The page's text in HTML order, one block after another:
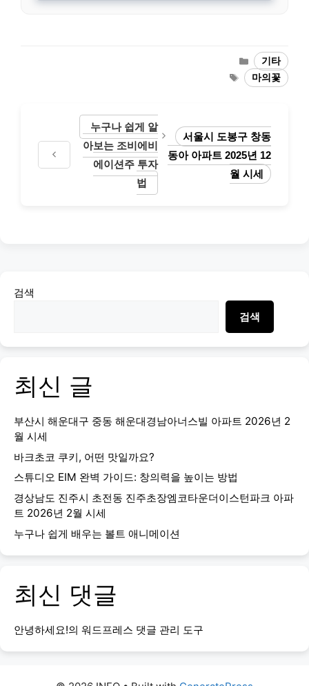
Categories
기타
Tags마의꽃
누구나 쉽게 알
아보는 조비에비
에이션주 투자
법
서울시 도봉구 창동
동아 아파트 2025년 12
월 시세
검색
검색
최신 글
부산시 해운대구 중동 해운대경남아너스빌 아파트 2026년 2
월 시세
바크초코 쿠키, 어떤 맛일까요?
스튜디오 EIM 완벽 가이드: 창의력을 높이는 방법
경상남도 진주시 초전동 진주초장엠코타운더이스턴파크 아파
트 2026년 2월 시세
누구나 쉽게 배우는 볼트 애니메이션
최신 댓글
안녕하세요!의 워드프레스 댓글 관리 도구